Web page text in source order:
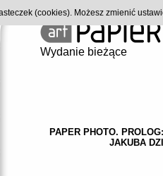
Wydanie bieżące
PAPER PHOTO.
JAKUBA
(cookies). Możesz zmienić